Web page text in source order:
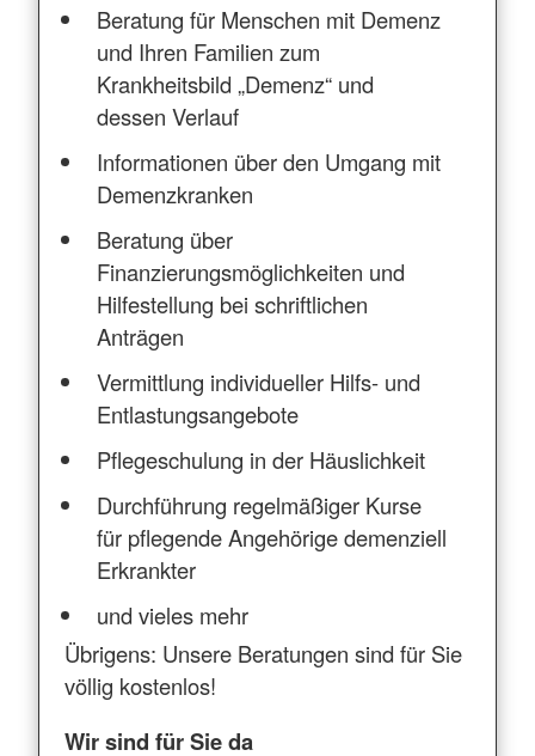
Beratung für Menschen mit Demenz
und Ihren Familien zum
Krankheitsbild „Demenz“ und
dessen Verlauf
Informationen über den Umgang mit
Demenzkranken
Beratung über
Finanzierungsmöglichkeiten und
Hilfestellung bei schriftlichen
Anträgen
Vermittlung individueller Hilfs- und
Entlastungsangebote
Pflegeschulung in der Häuslichkeit
Durchführung regelmäßiger Kurse
für pflegende Angehörige demenziell
Erkrankter
und vieles mehr
Übrigens: Unsere Beratungen sind für Sie
völlig kostenlos!
Wir sind für Sie da